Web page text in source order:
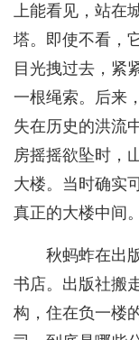
上能看见，站在
塔。即使不看，
目光拽过去，紧
一根绳索。后来
失在历史的洪流
房摇摇欲坠时，
大楼。当时确实
真正的大楼中间。
秋蚂蚱在出
书店。出版社搬
构，住在负一楼